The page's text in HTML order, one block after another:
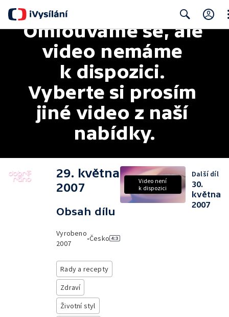
Search
Omlouváme se, ale
video nemáme
k dispozici.
Vyberte si prosím
jiné video z naší
nabídky.
29. května
2007
Obsah dílu
Vyrobeno
2007
•Česko
Rady a recepty
Zdraví
Životní styl
Video není
k dispozici
Další díl
30.
května
2007